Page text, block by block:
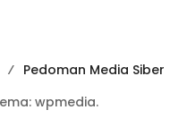
Pedoman Media Siber
wpmedia.